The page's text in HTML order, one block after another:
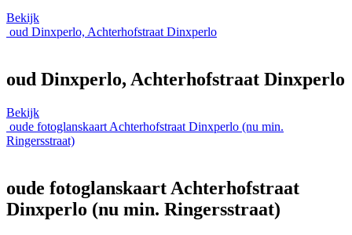
Bekijk
oud Dinxperlo, Achterhofstraat Dinxperlo
oud Dinxperlo, Achterhofstraat Dinxperlo
Bekijk
oude fotoglanskaart Achterhofstraat Dinxperlo (nu min.
Ringersstraat)
oude fotoglanskaart Achterhofstraat
Dinxperlo (nu min. Ringersstraat)